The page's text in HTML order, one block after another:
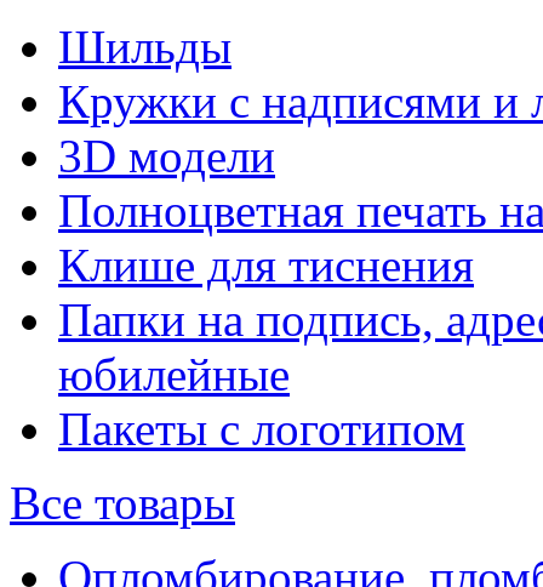
Шильды
Кружки с надписями и
3D модели
Полноцветная печать
Клише для тиснения
Папки на подпись,
юбилейные
Пакеты с логотипом
Все товары
Опломбирование,